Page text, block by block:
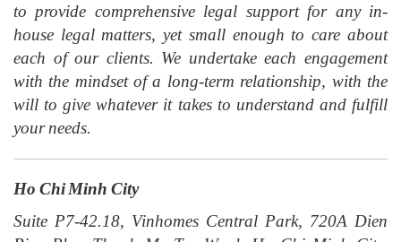
to provide comprehensive legal support for any in-
house legal matters, yet small enough to care about
each of our clients. We undertake each engagement
with the mindset of a long-term relationship, with the
will to give whatever it takes to understand and fulfill
your needs.
Ho Chi Minh City
Suite P7-42.18, Vinhomes Central Park, 720A Dien